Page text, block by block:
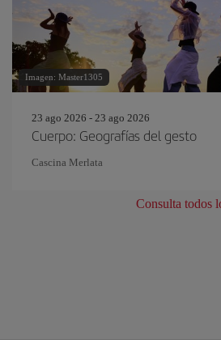
Imagen: Master1305
23 ago 2026 - 23 ago 2026
Cuerpo: Geografías del gesto
Cascina Merlata
Consulta todos